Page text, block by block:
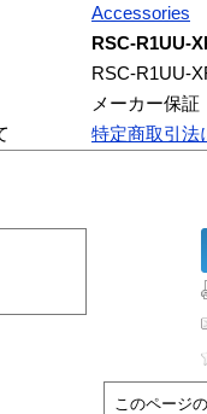
Accessories
RSC-R1UU-
RSC-R1UU-
メーカー保証
特定商取引法
このページの